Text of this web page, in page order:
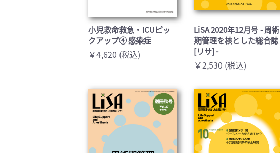
小児救命救急・ICUピッ
クアップ④ 感染症
￥4,620 (税込)
LiSA 2020年12月号 - 周術
期管理を核とした総合誌
[リサ] -
￥2,530 (税込)